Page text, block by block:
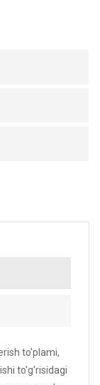
to'plami,
to'g'risidagi